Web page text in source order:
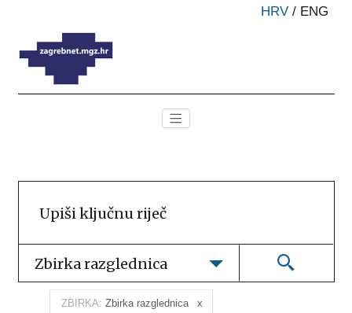
HRV / ENG
Zbirka razglednica
ZBIRKA: Zbirka razglednica